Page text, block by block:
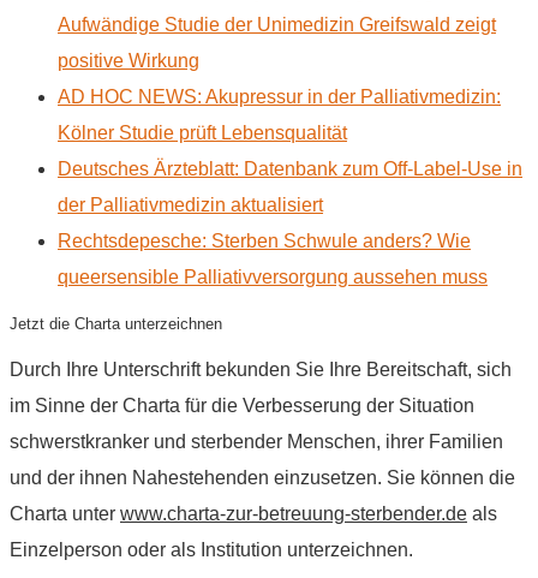
Aufwändige Studie der Unimedizin Greifswald zeigt
positive Wirkung
AD HOC NEWS: Akupressur in der Palliativmedizin:
Kölner Studie prüft Lebensqualität
Deutsches Ärzteblatt: Datenbank zum Off-Label-Use in
der Palliativmedizin aktualisiert
Rechtsdepesche: Sterben Schwule anders? Wie
queersensible Palliativversorgung aussehen muss
Jetzt die Charta unterzeichnen
Durch Ihre Unterschrift bekunden Sie Ihre Bereitschaft, sich
im Sinne der Charta für die Verbesserung der Situation
schwerstkranker und sterbender Menschen, ihrer Familien
und der ihnen Nahestehenden einzusetzen. Sie können die
Charta unter www.charta-zur-betreuung-sterbender.de als
Einzelperson oder als Institution unterzeichnen.